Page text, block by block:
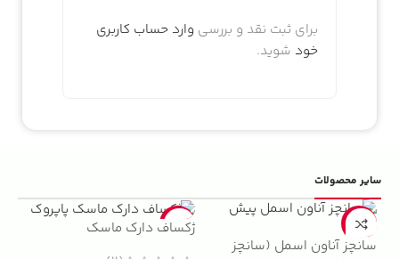
برای ثبت نقد و بررسی وارد حساب کاربری
خود شوید.
سایر محصولات
-13%
سانچز آناون اسمل (سانچز
-22%
ژکساف دارک ماسک